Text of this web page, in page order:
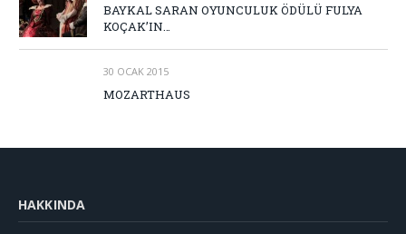
BAYKAL SARAN OYUNCULUK ÖDÜLÜ FULYA
KOÇAK’IN…
30 OCAK 2015
MOZARTHAUS
HAKKINDA